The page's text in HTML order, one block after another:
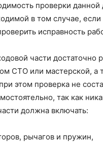
проверки данной
в том случае,
исправность
части достаточно
СТО или мастерской, а
этом проверка не
так как
должна включать:
рычагов и пружин,